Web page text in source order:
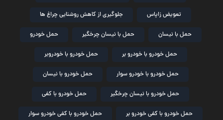
تعویض زاپاس جلوگیری از کاهش روشنایی چراغ ها
حمل با نیسان حمل با نیسان چرخگیر حمل خودرو
حمل خودرو با خودرو بر حمل خودرو با خودروبر
حمل خودرو با خودرو سوار حمل خودرو با نیسان
حمل خودرو با نیسان چرخگیر حمل خودرو با کفی
حمل خودرو با کفی خودرو بر حمل خودرو با کفی خودرو سوار